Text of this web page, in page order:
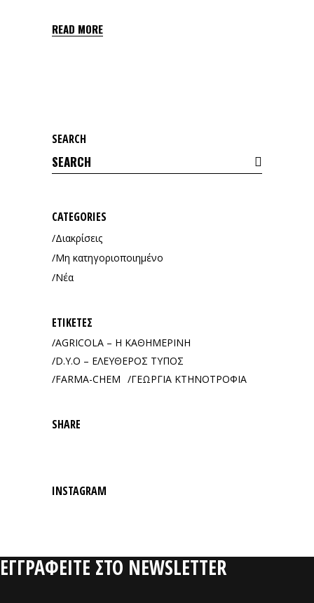
READ MORE
SEARCH
Search
for:
CATEGORIES
Διακρίσεις
Μη κατηγοριοποιημένο
Νέα
ΕΤΙΚΈΤΕΣ
AGRICOLA – Η ΚΑΘΗΜΕΡΙΝΗ
D.Y.O – ΕΛΕΥΘΕΡΟΣ ΤΥΠΟΣ
FARMA-CHEM
ΓΕΩΡΓΙΑ ΚΤΗΝΟΤΡΟΦΙΑ
SHARE
INSTAGRAM
ΕΓΓΡΑΦΕΙΤΕ ΣΤΟ NEWSLETTER